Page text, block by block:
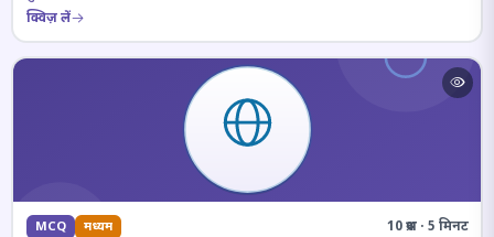
क्विज़ लें
MCQ मध्यम 10 प्रश्न · 5 मिनट